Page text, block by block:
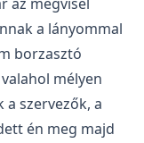
az megvisel
a lányommal
borzasztó
mélyen
szervezők, a
én meg majd